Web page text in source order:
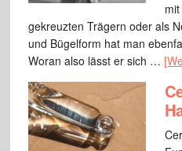
gekreuzten Trägern oder als
und Bügelform hat man
Woran also lässt er sich …